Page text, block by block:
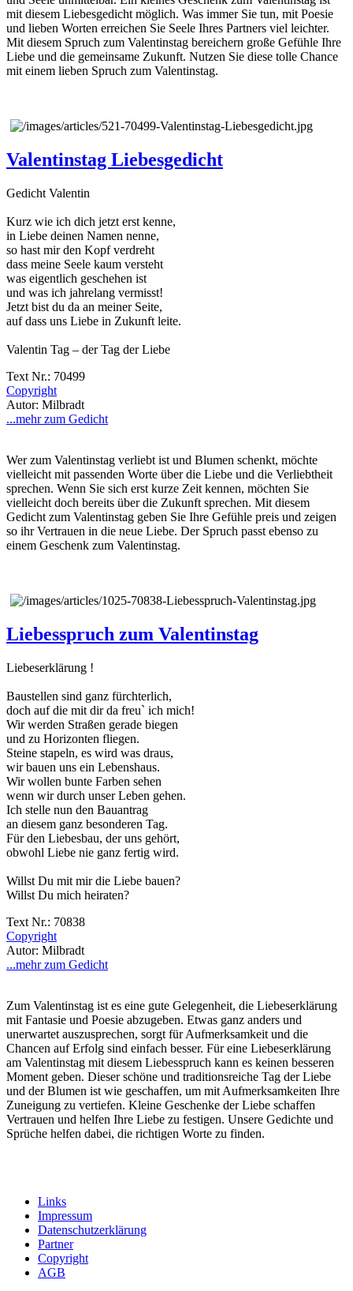
mit diesem Liebesgedicht möglich. Was immer Sie tun, mit Poesie
und lieben Worten erreichen Sie Seele Ihres Partners viel leichter.
Mit diesem Spruch zum Valentinstag bereichern große Gefühle Ihre
Liebe und die gemeinsame Zukunft. Nutzen Sie diese tolle Chance
mit einem lieben Spruch zum Valentinstag.
Valentinstag Liebesgedicht
Gedicht Valentin
Kurz wie ich dich jetzt erst kenne,
in Liebe deinen Namen nenne,
so hast mir den Kopf verdreht
dass meine Seele kaum versteht
was eigentlich geschehen ist
und was ich jahrelang vermisst!
Jetzt bist du da an meiner Seite,
auf dass uns Liebe in Zukunft leite.
Valentin Tag – der Tag der Liebe
Text Nr.: 70499
Copyright
Autor: Milbradt
...mehr zum Gedicht
Wer zum Valentinstag verliebt ist und Blumen schenkt, möchte
vielleicht mit passenden Worte über die Liebe und die Verliebtheit
sprechen. Wenn Sie sich erst kurze Zeit kennen, möchten Sie
vielleicht doch bereits über die Zukunft sprechen. Mit diesem
Gedicht zum Valentinstag geben Sie Ihre Gefühle preis und zeigen
so ihr Vertrauen in die neue Liebe. Der Spruch passt ebenso zu
einem Geschenk zum Valentinstag.
Liebesspruch zum Valentinstag
Liebeserklärung !
Baustellen sind ganz fürchterlich,
doch auf die mit dir da freu` ich mich!
Wir werden Straßen gerade biegen
und zu Horizonten fliegen.
Steine stapeln, es wird was draus,
wir bauen uns ein Lebenshaus.
Wir wollen bunte Farben sehen
wenn wir durch unser Leben gehen.
Ich stelle nun den Bauantrag
an diesem ganz besonderen Tag.
Für den Liebesbau, der uns gehört,
obwohl Liebe nie ganz fertig wird.
Willst Du mit mir die Liebe bauen?
Willst Du mich heiraten?
Text Nr.: 70838
Copyright
Autor: Milbradt
...mehr zum Gedicht
Zum Valentinstag ist es eine gute Gelegenheit, die Liebeserklärung
mit Fantasie und Poesie abzugeben. Etwas ganz anders und
unerwartet auszusprechen, sorgt für Aufmerksamkeit und die
Chancen auf Erfolg sind einfach besser. Für eine Liebeserklärung
am Valentinstag mit diesem Liebesspruch kann es keinen besseren
Moment geben. Dieser schöne und traditionsreiche Tag der Liebe
und der Blumen ist wie geschaffen, um mit Aufmerksamkeiten Ihre
Zuneigung zu vertiefen. Kleine Geschenke der Liebe schaffen
Vertrauen und helfen Ihre Liebe zu festigen. Unsere Gedichte und
Sprüche helfen dabei, die richtigen Worte zu finden.
Links
Impressum
Datenschutzerklärung
Partner
Copyright
AGB